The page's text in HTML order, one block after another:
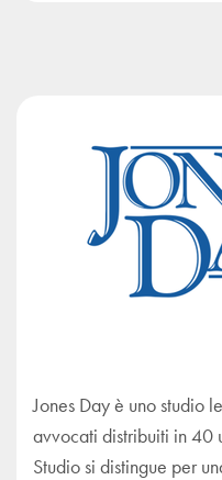
Jones Day è uno studio
avvocati distribuiti in 40
Studio si distingue per